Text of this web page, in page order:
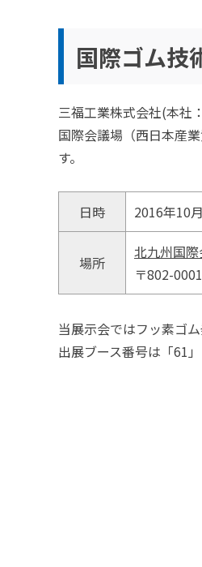
国際ゴム技
三福工業株式会社(本社
国際会議場（西日本産
す。
日時 2016年10
場所
北九州国
〒802-
当展示会ではフッ素ゴ
出展ブース番号は「61」
コンパウンド製品
発泡体製品
フッ素関連製品